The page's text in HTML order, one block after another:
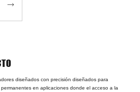

diseñados con precisión diseñados para
en aplicaciones donde el acceso a la